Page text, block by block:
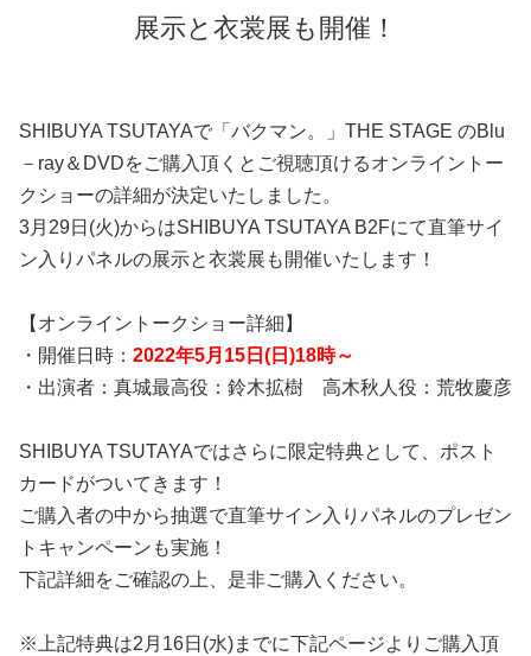
展示と衣裳展も開催！
SHIBUYA TSUTAYAで「バクマン。」THE STAGE のBlu
－ray＆DVDをご購入頂くとご視聴頂けるオンライントー
クショーの詳細が決定いたしました。
3月29日(火)からはSHIBUYA TSUTAYA B2Fにて直筆サイ
ン入りパネルの展示と衣裳展も開催いたします！
【オンライントークショー詳細】
・開催日時： 2022年5月15日(日)18時～
・出演者：真城最高役：鈴木拡樹 高木秋人役：荒牧慶彦
SHIBUYA TSUTAYAではさらに限定特典として、ポスト
カードがついてきます！
ご購入者の中から抽選で直筆サイン入りパネルのプレゼン
トキャンペーンも実施！
下記詳細をご確認の上、是非ご購入ください。
※上記特典は2月16日(水)までに下記ページよりご購入頂